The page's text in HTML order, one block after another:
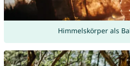
Himmelskörper als